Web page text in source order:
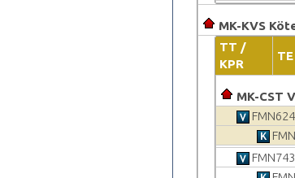
MK-KVS
TT /
KPR
TE
MK-CST
FMN624
FMN743